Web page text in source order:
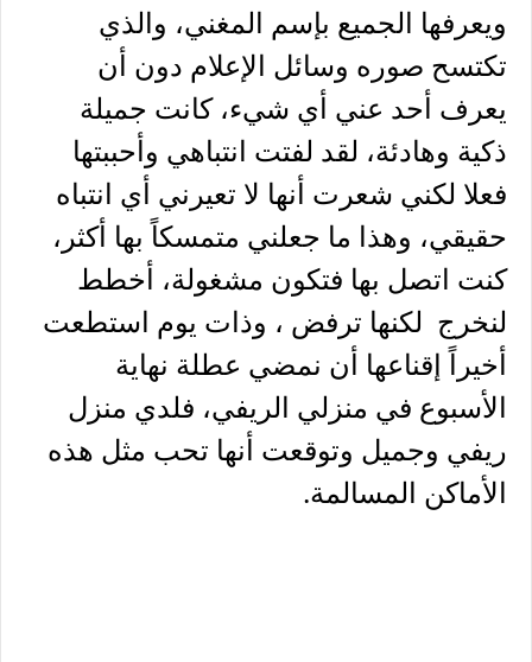
ويعرفها الجميع بإسم المغني، والذي
تكتسح صوره وسائل الإعلام دون أن
يعرف أحد عني أي شيء، كانت جميلة
ذكية وهادئة، لقد لفتت انتباهي وأحببتها
فعلا لكني شعرت أنها لا تعيرني أي انتباه
حقيقي، وهذا ما جعلني متمسكاً بها أكثر،
كنت اتصل بها فتكون مشغولة، أخطط
لنخرج لكنها ترفض ، وذات يوم استطعت
أخيراً إقناعها أن نمضي عطلة نهاية
الأسبوع في منزلي الريفي، فلدي منزل
ريفي وجميل وتوقعت أنها تحب مثل هذه
الأماكن المسالمة.